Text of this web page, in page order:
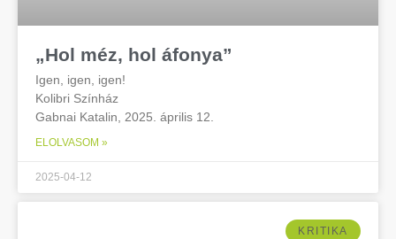
„Hol méz, hol áfonya”
Igen, igen, igen!
Kolibri Színház
Gabnai Katalin, 2025. április 12.
ELOLVASOM »
2025-04-12
KRITIKA